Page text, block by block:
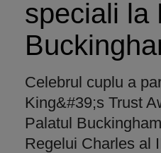
speciali la
Celebrul cuplu a
King&#39;s Trust
Palatul
Regelui Charles al